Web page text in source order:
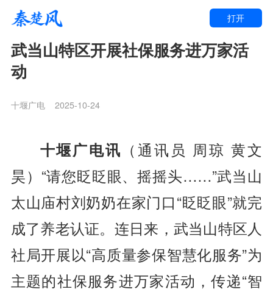
打开
武当山特区开展社保服务进万家活
动
十堰广电 2025-10-24
十堰广电讯 （通讯员 周琼 黄文
昊）“请您眨眨眼、摇摇头……”武当山
太山庙村刘奶奶在家门口“眨眨眼”就完
成了养老认证。连日来，武当山特区人
社局开展以“高质量参保智慧化服务”为
主题的社保服务进万家活动，传递“智